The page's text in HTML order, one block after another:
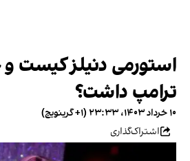
استورمی دنیلز کیست و
ترامپ داشت؟
۱۰ خرداد ۱۴۰۳، ۲۳:۳۳ (‎+۱ گرینویچ)
اشتراک‌گذاری